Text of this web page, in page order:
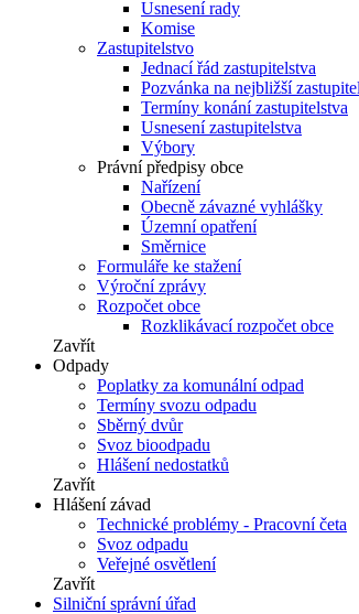
Usnesení rady
Komise
Zastupitelstvo
Jednací řád zastupitelstva
Pozvánka na nejbližší
Termíny konání zastupitelstva
Usnesení zastupitelstva
Výbory
Právní předpisy obce
Nařízení
Obecně závazné vyhlášky
Územní opatření
Směrnice
Formuláře ke stažení
Výroční zprávy
Rozpočet obce
Rozklikávací rozpočet obce
Zavřít
Odpady
Poplatky za komunální odpad
Termíny svozu odpadu
Sběrný dvůr
Svoz bioodpadu
Hlášení nedostatků
Zavřít
Hlášení závad
Technické problémy - Pracovní četa
Svoz odpadu
Veřejné osvětlení
Zavřít
Silniční správní úřad